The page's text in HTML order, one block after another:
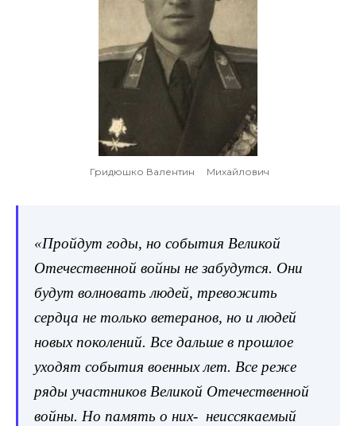
Гридюшко Валентин Михайлович
«Пройдут годы, но события Великой
Отечественной войны не забудутся. Они
будут волновать людей, тревожить
сердца не только ветеранов, но и людей
новых поколений. Все дальше в прошлое
уходят события военных лет. Все реже
ряды участников Великой Отечественной
войны. Но память о них- неиссякаемый